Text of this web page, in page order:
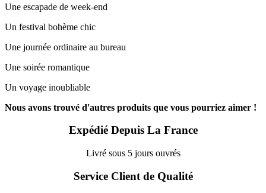
Une escapade de week-end
Un festival bohème chic
Une journée ordinaire au bureau
Une soirée romantique
Un voyage inoubliable
Nous avons trouvé d'autres produits que vous pourriez aimer !
Expédié Depuis La France
Livré sous 5 jours ouvrés
Service Client de Qualité